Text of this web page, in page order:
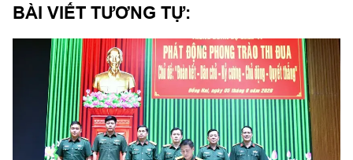
BÀI VIẾT TƯƠNG TỰ: